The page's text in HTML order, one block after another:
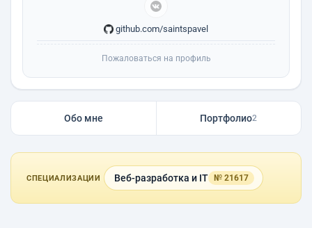
github.com/saintspavel
Пожаловаться на профиль
Обо мне Портфолио2
СПЕЦИАЛИЗАЦИИ Веб-разработка и IT № 21617